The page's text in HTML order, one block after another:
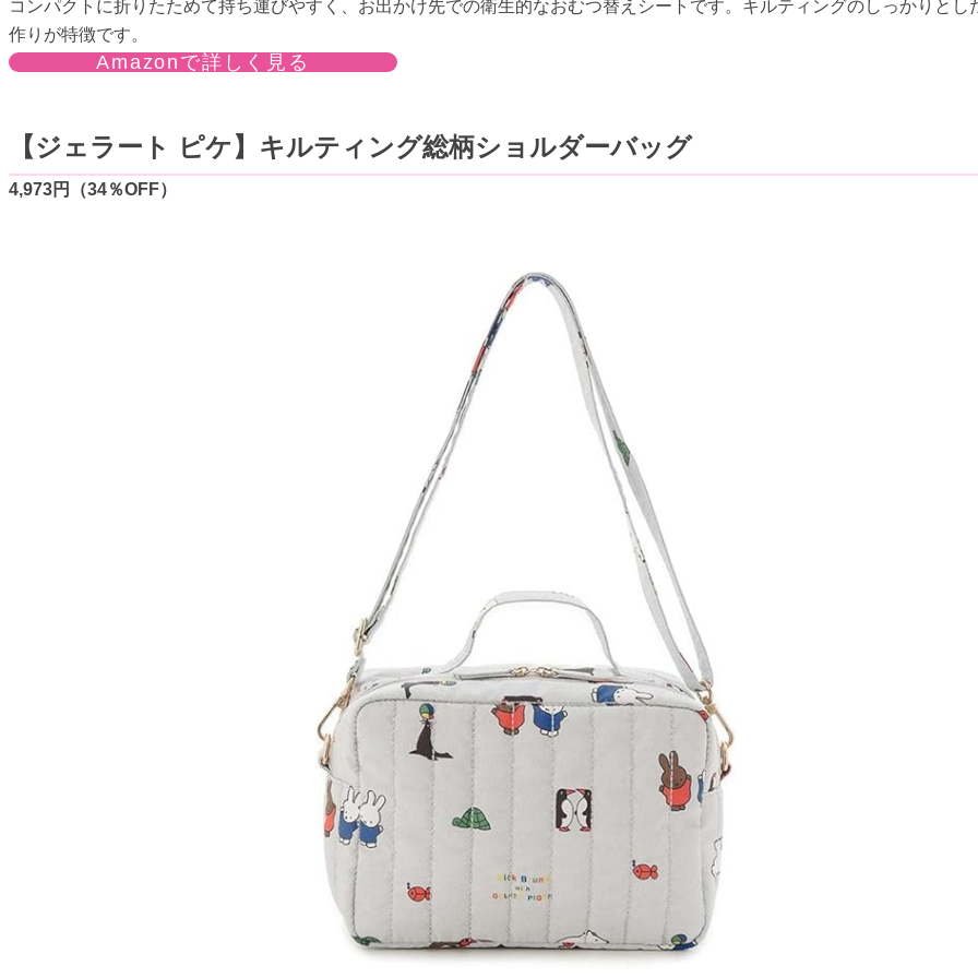
コンパクトに折りたためて持ち運びやすく、お出かけ先での衛生的なおむつ替えシートです。キルティングのしっかりとし
作りが特徴です。
Amazonで詳しく見る
【ジェラート ピケ】キルティング総柄ショルダーバッグ
4,973円（34％OFF）